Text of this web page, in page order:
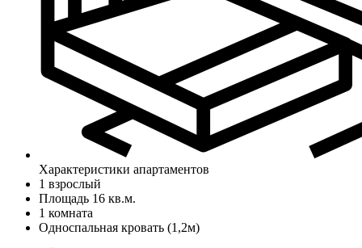
Характеристики апартаментов
1 взрослый
Площадь 16 кв.м.
1 комната
Односпальная кровать (1,2м)